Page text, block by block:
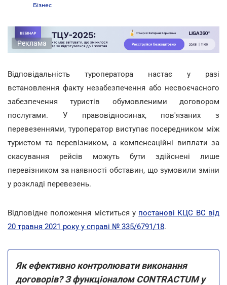
Бізнес
Реклама
Відповідальність туроператора настає у разі
встановлення факту незабезпечення або несвоєчасного
забезпечення туристів обумовленими договором
послугами. У правовідносинах, пов'язаних з
перевезеннями, туроператор виступає посередником між
туристом та перевізником, а компенсаційні виплати за
скасування рейсів можуть бути здійснені лише
перевізником за наявності обставин, що зумовили зміни
у розкладі перевезень.
Відповідне положення міститься у постанові КЦС ВС від
20 травня 2021 року у справі № 335/6791/18.
Як ефективно контролювати виконання
договорів? З функціоналом CONTRACTUM у